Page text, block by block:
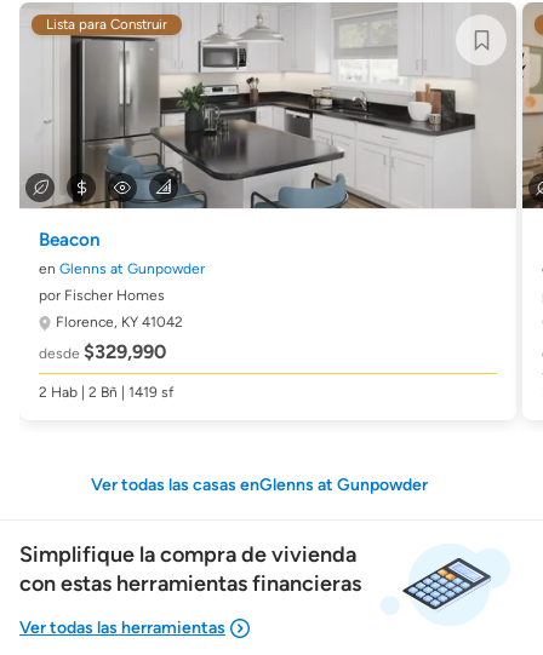
Lista para Construir
Beacon
en Glenns at Gunpowder
por Fischer Homes
Florence, KY 41042
desde $329,990
2 Hab | 2 Bñ | 1419 sf
Ver todas las casas enGlenns at Gunpowder
Simplifique la compra de vivienda
con estas herramientas financieras